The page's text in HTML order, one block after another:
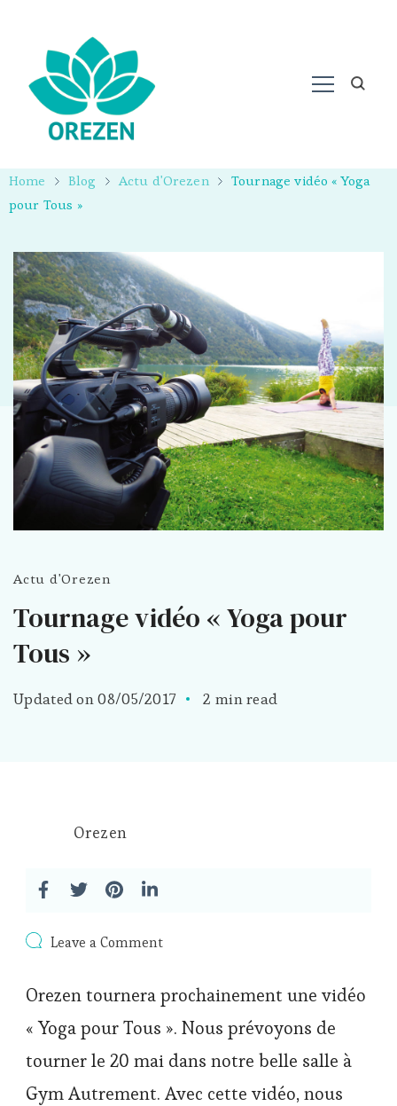
Home Blog Actu d'Orezen
Tournage vidéo « Yoga
pour Tous »
Actu d'Orezen
Tournage vidéo « Yoga pour
Tous »
Updated on08/05/2017 2 min read
Orezen
Leave a Commenton
« Yoga
pour
Tous »
Orezen tournera prochainement une vidéo
« Yoga pour Tous ». Nous prévoyons de
tourner le 20 mai dans notre belle salle à
Gym Autrement. Avec cette vidéo, nous